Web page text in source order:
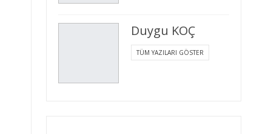
Duygu KOÇ
TÜM YAZILARI GÖSTER